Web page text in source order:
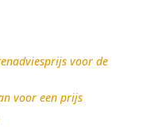
voor de
voor een prijs